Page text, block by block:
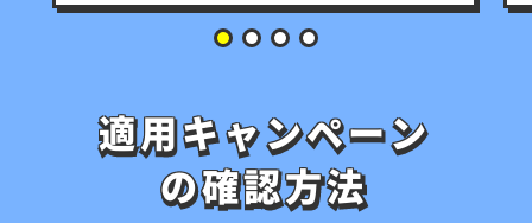
適用キャンペーン
の確認方法
適用キャンペーン
の確認方法